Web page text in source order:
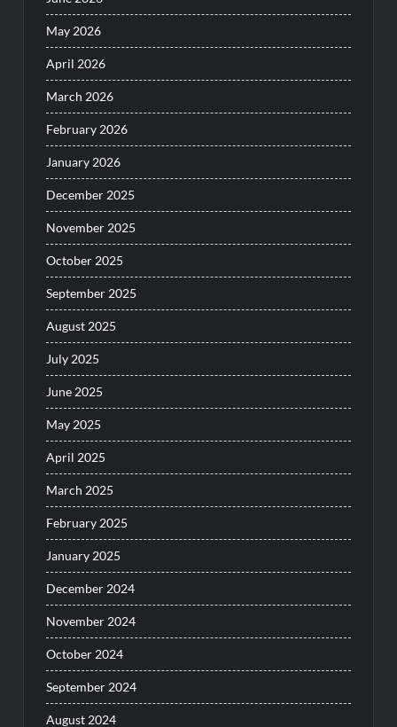
May 2026
April 2026
March 2026
February 2026
January 2026
December 2025
November 2025
October 2025
September 2025
August 2025
July 2025
June 2025
May 2025
April 2025
March 2025
February 2025
January 2025
December 2024
November 2024
October 2024
September 2024
August 2024